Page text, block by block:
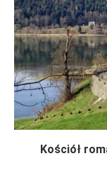
Kościół